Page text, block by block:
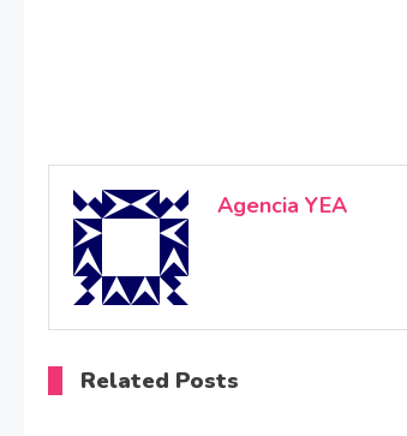
Agencia YEA
Related Posts